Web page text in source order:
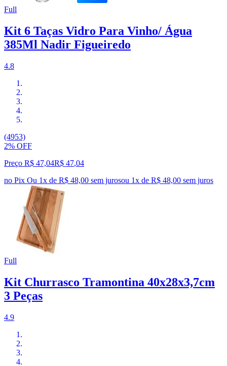
Full
Kit 6 Taças Vidro Para Vinho/ Água
385Ml Nadir Figueiredo
4.8
(4953)
2% OFF
Preço R$ 47,04R$ 47,04
no Pix Ou 1x de R$ 48,00 sem jurosou 1x de R$ 48,00 sem juros
Full
Kit Churrasco Tramontina 40x28x3,7cm
3 Peças
4.9